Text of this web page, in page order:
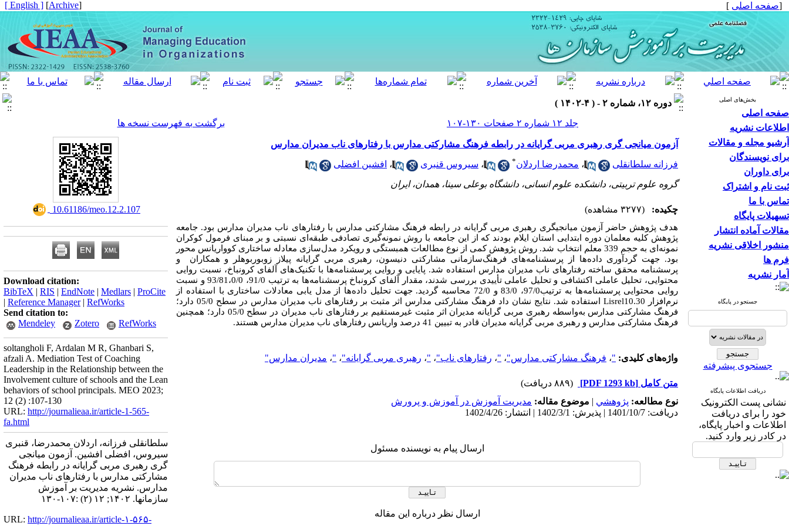
[صفحه اصلی ]
[
Archive
]
[ English ]
بخش‌های اصلی
صفحه اصلی
اطلاعات نشریه
آرشیو مجله و مقالات
برای نویسندگان
برای داوران
ثبت نام و اشتراک
تماس با ما
تسهیلات پایگاه
مقالات آماده انتشار
منشور اخلاقی نشریه
فرم ها
آمار نشریه
جستجو در پایگاه
جستجوی پیشرفته
دریافت اطلاعات پایگاه
نشانی پست الکترونیک
خود را برای دریافت
اطلاعات و اخبار پایگاه،
در کادر زیر وارد کنید.
دوره ۱۲، شماره ۲ - ( ۴-۱۴۰۲ )
جلد ۱۲ شماره ۲ صفحات ۱۳۰-۱۰۷
برگشت به فهرست نسخه ها
آزمون میانجی گری رهبری مربی گرایانه در رابطه فرهنگ مشارکتی مدارس با رفتارهای ناب مدیران مدارس
فرزانه سلطانقلی ، محمدرضا اردلان* ، سیروس قنبری ، افشین افضلی
گروه علوم تربیتی، دانشکده علوم انسانی، دانشگاه بوعلی سینا، همدان، ایران
چکیده: (۳۲۷۷ مشاهده)
هدف پژوهش حاضر آزمون میانجی­گری رهبری مربی گرایانه در رابطه فرهنگ مشارکتی مدارس با رفتارهای ناب مدیران مدارس بود. جامعه
پژوهش کلیه معلمان دوره ابتدایی استان ایلام بودند که از این جامعه با روش نمونه‌گیری تصادفی طبقه‌ای نسبتی و بر مبنای فرمول کوکران
نمونه‌ای به حجم 339 معلم انتخاب شد. روش پژوهش کمی از نوع مطالعات همبستگی و رویکرد مدل‌سازی معادله ساختاری کوواریانس محور
بود. جهت گردآوری داده‌ها از پرسشنامه‌های فرهنگ‌سازمانی مشارکتی دنیسون، رهبری مربی گرایانه
پیلاز زوبوربوهلر و همکاران و
پرسشنامه محقق ساخته رفتارهای ناب مدیران مدارس استفاده شد. پایایی و روایی پرسشنامه‌ها با تکنیک‌های آلفای کرونباخ، نسبت روایی
محتوایی، تحلیل عاملی اکتشافی و تحلیل عاملی تأییدی بررسی شدند، مقدار آلفای کرونباخ پرسشنامه‌ها به ترتیب 91/0، 93/81،0/0 و نسبت
روایی محتوایی پرسشنامه‌ها به ترتیب97/0، 83/0 و 72/0 محاسبه گردید. جهت تحلیل داده‌ها از مدل یابی معادلات ساختاری با استفاده از
نرم‌افزار Lisrel10.30
استفاده شد. نتایج نشان داد فرهنگ مشارکتی مدارس اثر مثبت بر رفتارهای ناب مدیران مدارس در سطح 05/0 دارد؛
فرهنگ مشارکتی مدارس به‌واسطه رهبری مربی گرایانه مدیران اثر مثبت غیرمستقیم بر رفتارهای ناب مدیران در سطح 05/0 دارد؛ همچنین
فرهنگ مشارکتی مدارس و رهبری مربی گرایانه مدیران قادر به تبیین 41 درصد واریانس رفتارهای ناب مدیران مدارس هستند.
واژه‌های کلیدی: "، فرهنگ مشارکتی مدارس"، "، رفتارهای ناب"، "، رهبری مربی گرایانه"، "، مدیران مدارس"
متن کامل [PDF 1293 kb]
(۸۸۹ دریافت)
نوع مطالعه: پژوهشي | موضوع مقاله: مدیریت آموزش در آموزش و پرورش
دریافت: 1401/10/7 | پذیرش: 1402/3/1 | انتشار: 1402/4/26
ارسال پیام به نویسنده مسئول
ارسال نظر درباره این مقاله
‎ 10.61186/meo.12.2.107
Download citation:
BibTeX | RIS | EndNote | Medlars | ProCite
| Reference Manager| RefWorks
Send citation to:
Mendeley
Zotero RefWorks
soltangholi F, Ardalan M R, Ghanbari S,
afzali A. Mediation Test of Coaching
Leadership in the Relationship between the
Involvement culture of schools and the Lean
behaviors of school principals. MEO 2023;
12 (2) :107-130
URL: http://journalieaa.ir/article-1-565-
fa.html
سلطانقلی فرزانه، اردلان محمدرضا، قنبری
سیروس، افضلی افشین. آزمون میانجی
گری رهبری مربی گرایانه در رابطه فرهنگ
مشارکتی مدارس با رفتارهای ناب مدیران
مدارس. نشریه مديريت بر آموزش
سازمانها. ۱۴۰۲; ۱۲ (۲) :۱۰۷-۱۳۰
URL: http://journalieaa.ir/article-۱-۵۶۵-